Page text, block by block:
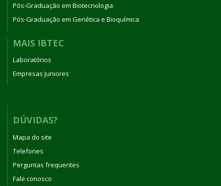
Pós-Graduação em Biotecnologia
Pós-Graduação em Genética e Bioquímica
MAIS IBTEC
Laboratórios
Empresas Juniores
DÚVIDAS?
Mapa do site
Telefones
Perguntas frequentes
Fale conosco